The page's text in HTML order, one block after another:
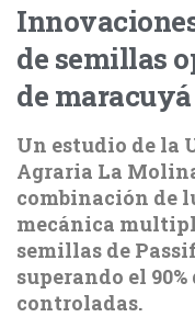
de semillas
de maracuyá
Un estudio de la
Agraria La
combinación de
mecánica
semillas de
superando el
controladas.